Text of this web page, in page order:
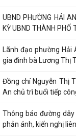
UBND PHƯỜNG HẢI
KỲ UBND THÀNH PHỐ
Lãnh đạo phường Hải
gia đình bà Lương Thị
Đồng chí Nguyễn Thị
An chủ trì buổi tiếp
Thông báo đường
phản ánh, kiến nghị liên